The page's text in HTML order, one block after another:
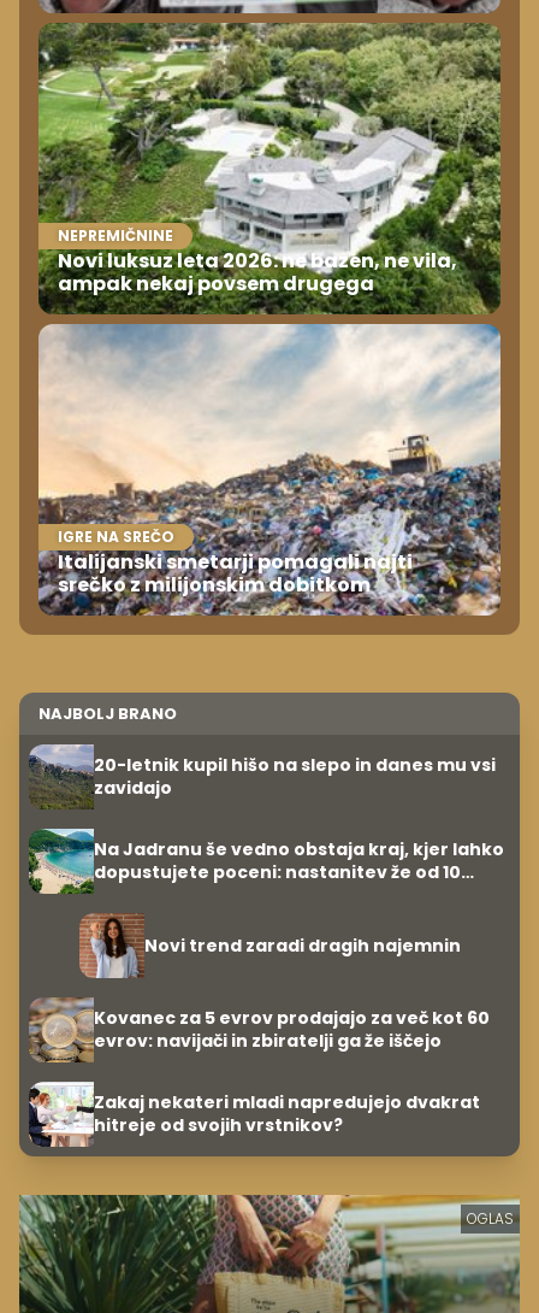
NEPREMIČNINE
Novi luksuz leta 2026: ne bazen, ne vila,
ampak nekaj povsem drugega
IGRE NA SREČO
Italijanski smetarji pomagali najti
srečko z milijonskim dobitkom
NAJBOLJ BRANO
20-letnik kupil hišo na slepo in danes mu vsi
zavidajo
Na Jadranu še vedno obstaja kraj, kjer lahko
dopustujete poceni: nastanitev že od 10
Novi trend zaradi dragih najemnin
Kovanec za 5 evrov prodajajo za več kot 60
evrov: navijači in zbiratelji ga že iščejo
Zakaj nekateri mladi napredujejo dvakrat
hitreje od svojih vrstnikov?
OGLAS